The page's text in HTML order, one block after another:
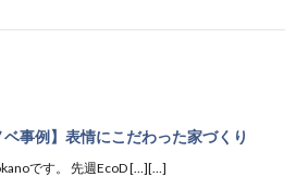
ベ事例】表情にこだわった家づくり
です。 先週EcoD […][…]